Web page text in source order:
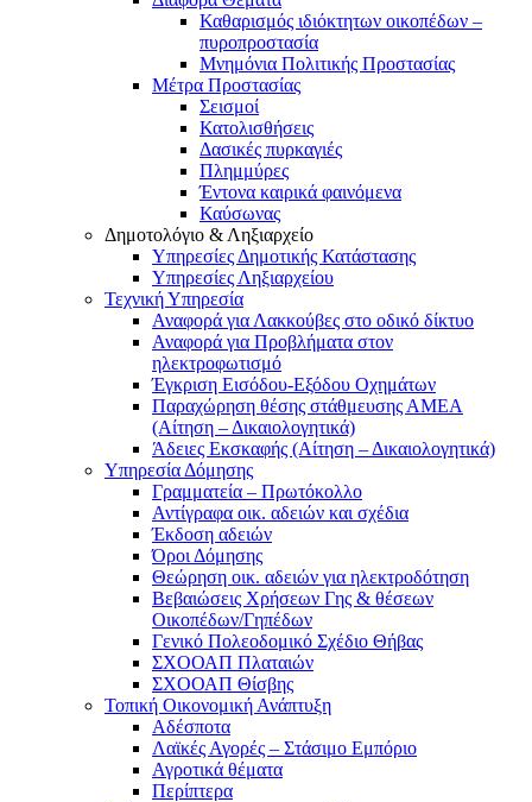
Καθαρισμός ιδιόκτητων οικοπέδων –
πυροπροστασία
Μνημόνια Πολιτικής Προστασίας
Μέτρα Προστασίας
Σεισμοί
Κατολισθήσεις
Δασικές πυρκαγιές
Πλημμύρες
Έντονα καιρικά φαινόμενα
Καύσωνας
Δημοτολόγιο & Ληξιαρχείο
Υπηρεσίες Δημοτικής Κατάστασης
Υπηρεσίες Ληξιαρχείου
Τεχνική Υπηρεσία
Αναφορά για Λακκούβες στο οδικό δίκτυο
Αναφορά για Προβλήματα στον
ηλεκτροφωτισμό
Έγκριση Εισόδου-Εξόδου Οχημάτων
Παραχώρηση θέσης στάθμευσης ΑΜΕΑ
(Αίτηση – Δικαιολογητικά)
Άδειες Εκσκαφής (Αίτηση – Δικαιολογητικά)
Υπηρεσία Δόμησης
Γραμματεία – Πρωτόκολλο
Αντίγραφα οικ. αδειών και σχέδια
Έκδοση αδειών
Όροι Δόμησης
Θεώρηση οικ. αδειών για ηλεκτροδότηση
Βεβαιώσεις Χρήσεων Γης & θέσεων
Οικοπέδων/Γηπέδων
Γενικό Πολεοδομικό Σχέδιο Θήβας
ΣΧΟΟΑΠ Πλαταιών
ΣΧΟΟΑΠ Θίσβης
Τοπική Οικονομική Ανάπτυξη
Αδέσποτα
Λαϊκές Αγορές – Στάσιμο Εμπόριο
Αγροτικά θέματα
Περίπτερα